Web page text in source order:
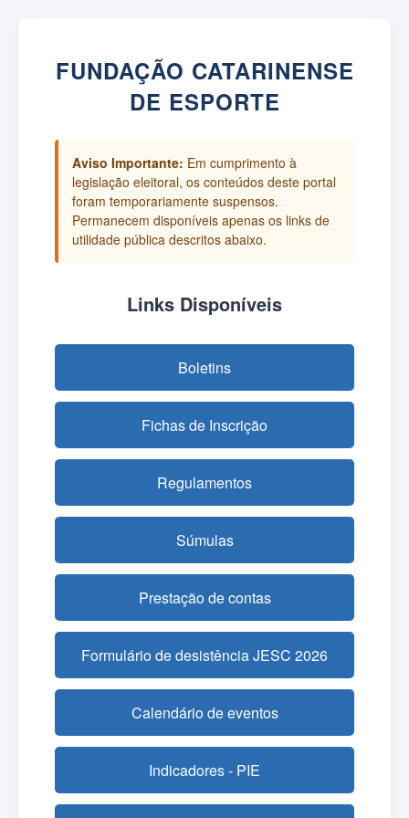
FUNDAÇÃO CATARINENSE
DE ESPORTE
Aviso Importante: Em cumprimento à
legislação eleitoral, os conteúdos deste portal
foram temporariamente suspensos.
Permanecem disponíveis apenas os links de
utilidade pública descritos abaixo.
Links Disponíveis
Boletins
Fichas de Inscrição
Regulamentos
Súmulas
Prestação de contas
Formulário de desistência JESC 2026
Calendário de eventos
Indicadores - PIE